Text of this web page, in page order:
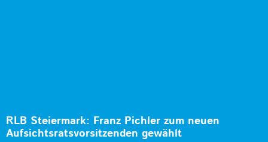
RLB Steiermark: Franz Pichler zum neuen
Aufsichtsratsvorsitzenden gewählt